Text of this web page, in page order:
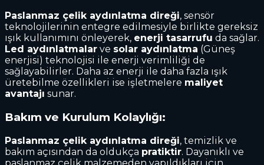
Paslanmaz çelik aydınlatma direği, sensör
teknolojilerinin entegre edilmesiyle birlikte gereksiz
ışık kullanımını önleyerek, enerji tasarrufu da sağlar.
Led aydınlatmalar ve solar aydınlatma (Güneş
enerjisi) teknolojisi ile enerji verimliliği de
sağlayabilirler. Daha az enerji ile daha fazla ışık
üretebilme özellikleri ise işletmelere maliyet
avantajı sunar.
Bakım ve Kurulum Kolaylığı:
Paslanmaz çelik aydınlatma direği, temizlik ve
bakım açısından da oldukça pratiktir. Dayanıklı ve
paslanmaz çelik malzemeden yapıldıkları için